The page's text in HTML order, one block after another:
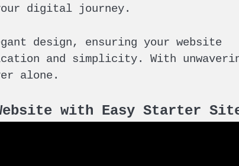
digital journey.
design, ensuring your website
and simplicity. With
alone.
with Easy Starter